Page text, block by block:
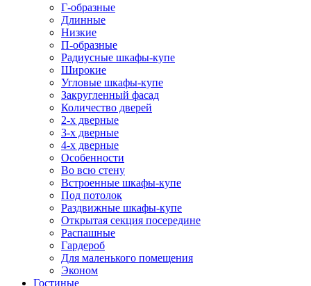
Г-образные
Длинные
Низкие
П-образные
Радиусные шкафы-купе
Широкие
Угловые шкафы-купе
Закругленный фасад
Количество дверей
2-х дверные
3-х дверные
4-х дверные
Особенности
Во всю стену
Встроенные шкафы-купе
Под потолок
Раздвижные шкафы-купе
Открытая секция посередине
Распашные
Гардероб
Для маленького помещения
Эконом
Гостиные